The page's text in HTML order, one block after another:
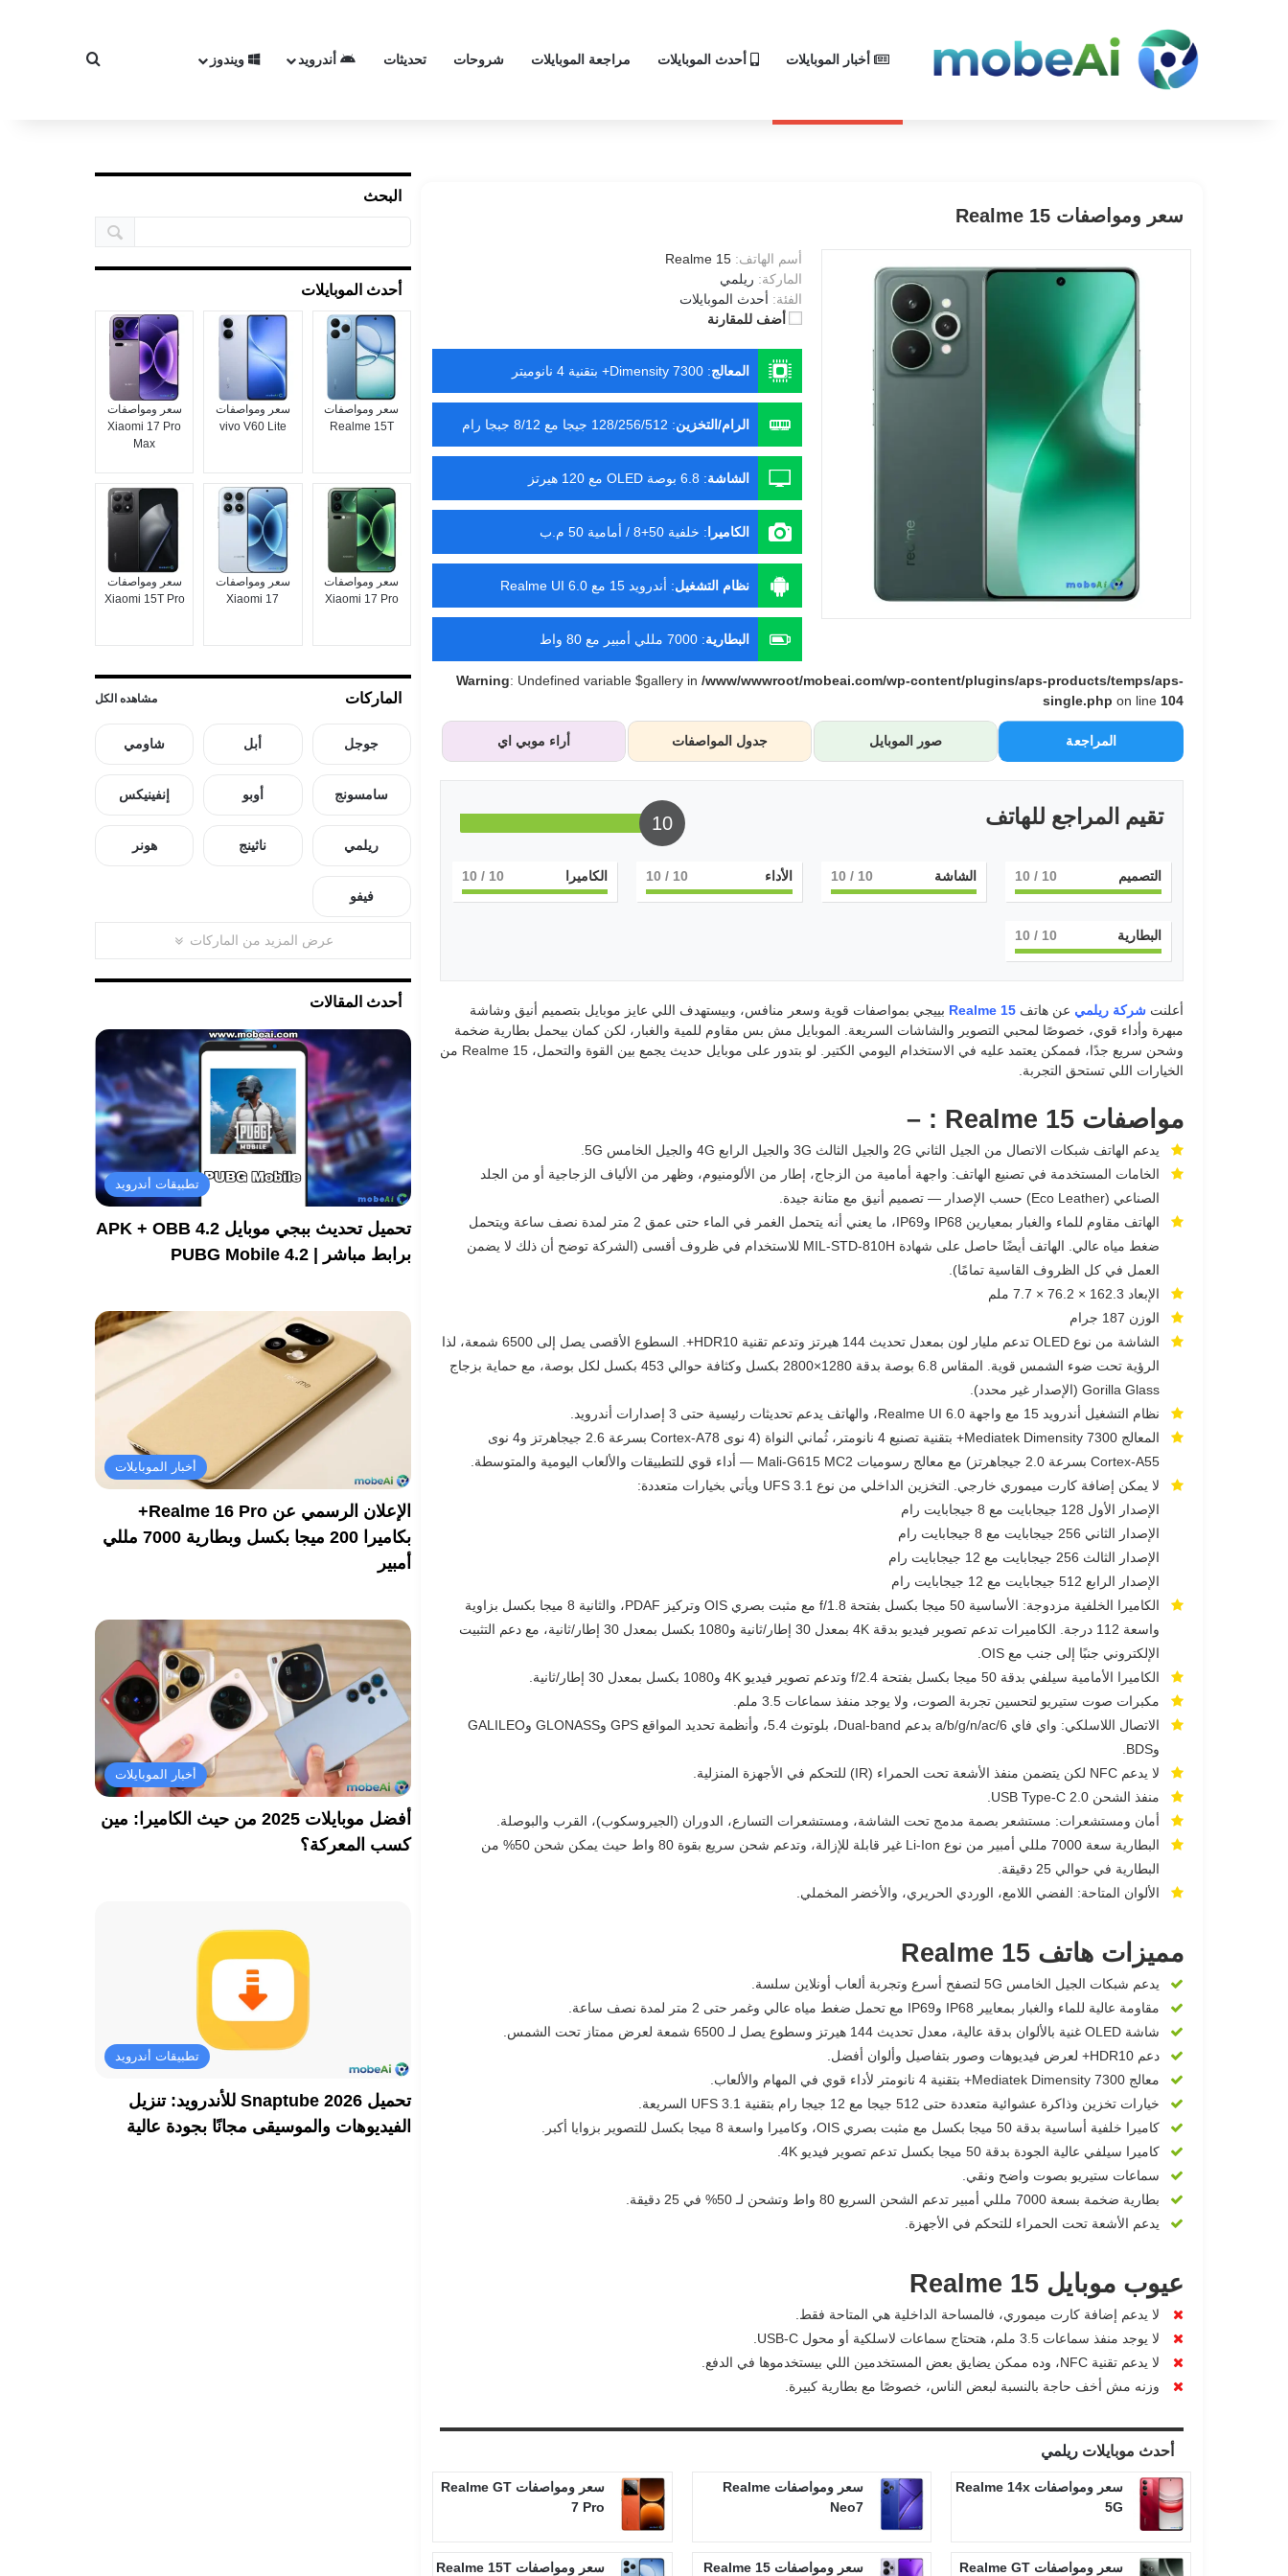
أخبار الموبايلات أحدث الموبايلات مراجعة الموبايلات شروحات تحديثات أندرويد ويندوز
سعر ومواصفات Realme 15
أسم الهاتف: Realme 15
الماركة: ريلمي
الفئة: أحدث الموبايلات
أضف للمقارنة
المعالج:Dimensity 7300+ بتقنية 4 نانوميتر
الرام/التخزين: 128/256/512 جيجا مع 8/12 جبجا رام
الشاشة: 6.8 بوصة OLED مع 120 هيرتز
الكاميرا : خلفية 50+8 / أمامية 50 م.ب
نظام التشغيل: أندرويد 15 مع Realme UI 6.0
البطارية:7000 مللي أمبير مع 80 واط
Warning: Undefined variable $gallery in /www/wwwroot/mobeai.com/wp-content/plugins/aps-products/temps/aps-
single.php on line 104
المراجعة صور الموبايل جدول المواصفات أراء موبي اي
تقيم المراجع للهاتف 10
التصميم 10
/ 10 الشاشة 10
/ 10 الأداء 10
/ 10 الكاميرا 10
/ 10
البطارية 10
/ 10
أعلنت شركة ريلمي عن هاتف Realme 15 بييجي بمواصفات قوية وسعر منافس، وبيستهدف اللي عايز موبايل بتصميم أنيق وشاشة
مبهرة وأداء قوي، خصوصًا لمحبي التصوير والشاشات السريعة. الموبايل مش بس مقاوم للمية والغبار، لكن كمان بيحمل بطارية ضخمة
وشحن سريع جدًا، فممكن يعتمد عليه في الاستخدام اليومي الكتير. لو بتدور على موبايل حديث يجمع بين القوة والتحمل، Realme 15 من
الخيارات اللي تستحق التجربة.
مواصفات Realme 15 : –
يدعم الهاتف شبكات الاتصال من الجيل الثاني 2G والجيل الثالث 3G والجيل الرابع 4G والجيل الخامس 5G.
الخامات المستخدمة في تصنيع الهاتف: واجهة أمامية من الزجاج، إطار من الألومنيوم، وظهر من الألياف الزجاجية أو من الجلد
الصناعي (Eco Leather) حسب الإصدار — تصميم أنيق مع متانة جيدة.
الهاتف مقاوم للماء والغبار بمعيارين IP68 وIP69، ما يعني أنه يتحمل الغمر في الماء حتى عمق 2 متر لمدة نصف ساعة ويتحمل
ضغط مياه عالي. الهاتف أيضًا حاصل على شهادة MIL-STD-810H للاستخدام في ظروف أقسى (الشركة توضح أن ذلك لا يضمن
العمل في كل الظروف القاسية تمامًا).
الإبعاد 162.3 × 76.2 × 7.7 ملم
الوزن 187 جرام
الشاشة من نوع OLED تدعم مليار لون بمعدل تحديث 144 هيرتز وتدعم تقنية HDR10+. السطوع الأقصى يصل إلى 6500 شمعة، لذا
الرؤية تحت ضوء الشمس قوية. المقاس 6.8 بوصة بدقة 1280×2800 بكسل وكثافة حوالي 453 بكسل لكل بوصة، مع حماية بزجاج
Gorilla Glass (الإصدار غير محدد).
نظام التشغيل أندرويد 15 مع واجهة Realme UI 6.0، والهاتف يدعم تحديثات رئيسية حتى 3 إصدارات أندرويد.
المعالج Mediatek Dimensity 7300+ بتقنية تصنيع 4 نانومتر، ثُماني النواة (4 نوى Cortex-A78 بسرعة 2.6 جيجاهرتز و4 نوى
Cortex-A55 بسرعة 2.0 جيجاهرتز) مع معالج رسوميات Mali-G615 MC2 — أداء قوي للتطبيقات والألعاب اليومية والمتوسطة.
لا يمكن إضافة كارت ميموري خارجي. التخزين الداخلي من نوع UFS 3.1 ويأتي بخيارات متعددة:
الإصدار الأول 128 جيجابايت مع 8 جيجابايت رام
الإصدار الثاني 256 جيجابايت مع 8 جيجابايت رام
الإصدار الثالث 256 جيجابايت مع 12 جيجابايت رام
الإصدار الرابع 512 جيجابايت مع 12 جيجابايت رام
الكاميرا الخلفية مزدوجة: الأساسية 50 ميجا بكسل بفتحة f/1.8 مع مثبت بصري OIS وتركيز PDAF، والثانية 8 ميجا بكسل بزاوية
واسعة 112 درجة. الكاميرات تدعم تصوير فيديو بدقة 4K بمعدل 30 إطار/ثانية و1080 بكسل بمعدل 30 إطار/ثانية، مع دعم التثبيت
الإلكتروني جنبًا إلى جنب مع OIS.
الكاميرا الأمامية سيلفي بدقة 50 ميجا بكسل بفتحة f/2.4 وتدعم تصوير فيديو 4K و1080 بكسل بمعدل 30 إطار/ثانية.
مكبرات صوت ستيريو لتحسين تجربة الصوت، ولا يوجد منفذ سماعات 3.5 ملم.
الاتصال اللاسلكي: واي فاي a/b/g/n/ac/6 بدعم Dual-band، بلوتوث 5.4، وأنظمة تحديد المواقع GPS وGLONASS وGALILEO
وBDS.
لا يدعم NFC لكن يتضمن منفذ الأشعة تحت الحمراء (IR) للتحكم في الأجهزة المنزلية.
منفذ الشحن USB Type-C 2.0.
أمان ومستشعرات: مستشعر بصمة مدمج تحت الشاشة، ومستشعرات التسارع، الدوران (الجيروسكوب)، القرب والبوصلة.
البطارية سعة 7000 مللي أمبير من نوع Li-Ion غير قابلة للإزالة، وتدعم شحن سريع بقوة 80 واط حيث يمكن شحن 50% من
البطارية في حوالي 25 دقيقة.
الألوان المتاحة: الفضي اللامع، الوردي الحريري، والأخضر المخملي.
مميزات هاتف Realme 15
يدعم شبكات الجيل الخامس 5G لتصفح أسرع وتجربة ألعاب أونلاين سلسة.
مقاومة عالية للماء والغبار بمعايير IP68 وIP69 مع تحمل ضغط مياه عالي وغمر حتى 2 متر لمدة نصف ساعة.
شاشة OLED غنية بالألوان بدقة عالية، معدل تحديث 144 هيرتز وسطوع يصل لـ 6500 شمعة لعرض ممتاز تحت الشمس.
دعم HDR10+ لعرض فيديوهات وصور بتفاصيل وألوان أفضل.
معالج Mediatek Dimensity 7300+ بتقنية 4 نانومتر لأداء قوي في المهام والألعاب.
خيارات تخزين وذاكرة عشوائية متعددة حتى 512 جيجا مع 12 جيجا رام بتقنية UFS 3.1 السريعة.
كاميرا خلفية أساسية بدقة 50 ميجا بكسل مع مثبت بصري OIS، وكاميرا واسعة 8 ميجا بكسل للتصوير بزوايا أكبر.
كاميرا سيلفي عالية الجودة بدقة 50 ميجا بكسل تدعم تصوير فيديو 4K.
سماعات ستيريو بصوت واضح ونقي.
بطارية ضخمة بسعة 7000 مللي أمبير تدعم الشحن السريع 80 واط وتشحن لـ 50% في 25 دقيقة.
يدعم الأشعة تحت الحمراء للتحكم في الأجهزة.
عيوب موبايل Realme 15
لا يدعم إضافة كارت ميموري، فالمساحة الداخلية هي المتاحة فقط.
لا يوجد منفذ سماعات 3.5 ملم، هتحتاج سماعات لاسلكية أو محول USB-C.
لا يدعم تقنية NFC، وده ممكن يضايق بعض المستخدمين اللي بيستخدموها في الدفع.
وزنه مش أخف حاجة بالنسبة لبعض الناس، خصوصًا مع بطارية كبيرة.
أحدث موبايلات ريلمي
سعر ومواصفات Realme 14x
5G
سعر ومواصفات Realme
Neo7
سعر ومواصفات Realme GT
7 Pro
سعر ومواصفات Realme GT سعر ومواصفات Realme 15 سعر ومواصفات Realme 15T
البحث
أحدث الموبايلات
سعر ومواصفات
Realme 15T
سعر ومواصفات
vivo V60 Lite
سعر ومواصفات
Xiaomi 17 Pro
Max
سعر ومواصفات
Xiaomi 17 Pro
سعر ومواصفات
Xiaomi 17
سعر ومواصفات
Xiaomi 15T Pro
الماركات مشاهده الكل
جوجل أبل شاومي
سامسونج أوبو إنفينيكس
ريلمي ناثينج هونر
فيفو
عرض المزيد من الماركات
أحدث المقالات
تطبيقات أندرويد
تحميل تحديث ببجي موبايل 4.2 APK + OBB
برابط مباشر | PUBG Mobile 4.2
أخبار الموبايلات
الإعلان الرسمي عن Realme 16 Pro+
بكاميرا 200 ميجا بكسل وبطارية 7000 مللي
أمبير
أخبار الموبايلات
أفضل موبايلات 2025 من حيث الكاميرا: مين
كسب المعركة؟
تطبيقات أندرويد
تحميل Snaptube 2026 للأندرويد: تنزيل
الفيديوهات والموسيقى مجانًا بجودة عالية